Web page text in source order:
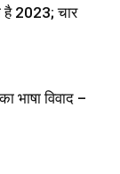
2023; चार
भाषा विवाद –